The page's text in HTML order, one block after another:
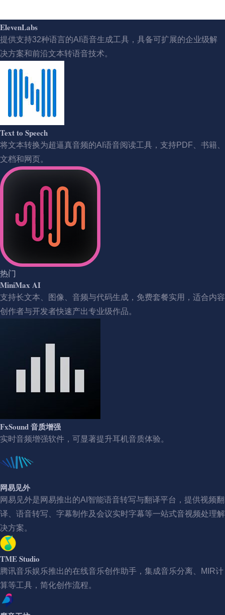
ElevenLabs
提供支持32种语言的AI语音生成工具，具备可扩展的企业级解
决方案和前沿文本转语音技术。
Text to Speech
将文本转换为超逼真音频的AI语音阅读工具，支持PDF、书籍、
文档和网页。
热门
MiniMax AI
支持长文本、图像、音频与代码生成，免费套餐实用，适合内容
创作者与开发者快速产出专业级作品。
FxSound 音质增强
实时音频增强软件，可显著提升耳机音质体验。
网易见外
网易见外是网易推出的AI智能语音转写与翻译平台，提供视频翻
译、语音转写、字幕制作及会议实时字幕等一站式音视频处理解
决方案。
TME Studio
腾讯音乐娱乐推出的在线音乐创作助手，集成音乐分离、MIR计
算等工具，简化创作流程。